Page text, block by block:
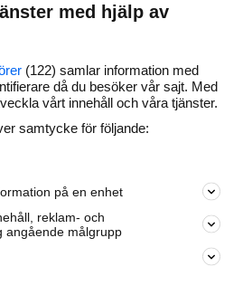
företaget på
kunder och
nära dig.
mer här
med hjälp av
(122) samlar information med
då du besöker vår sajt. Med
vårt innehåll och våra tjänster.
samtycke för följande:
på en enhet
reklam- och
angående målgrupp